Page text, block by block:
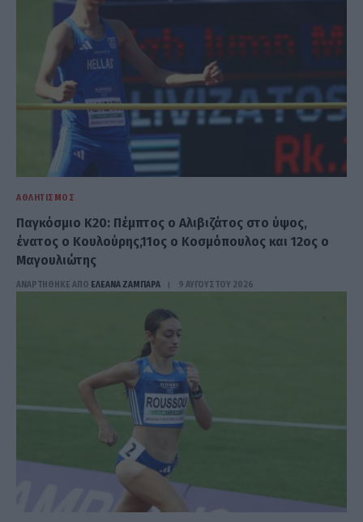
ΑΘΛΗΤΙΣΜΌΣ
Παγκόσμιο Κ20: Πέμπτος ο Αλιβιζάτος στο ύψος,
ένατος ο Κουλούρης,11ος ο Κοσμόπουλος και 12ος ο
Μαγουλιώτης
ΑΝΑΡΤΗΘΗΚΕ ΑΠΟ ΕΛΕΑΝΑ ΖΑΜΠΑΡΑ 9 ΑΥΓΟΎΣΤΟΥ 2026